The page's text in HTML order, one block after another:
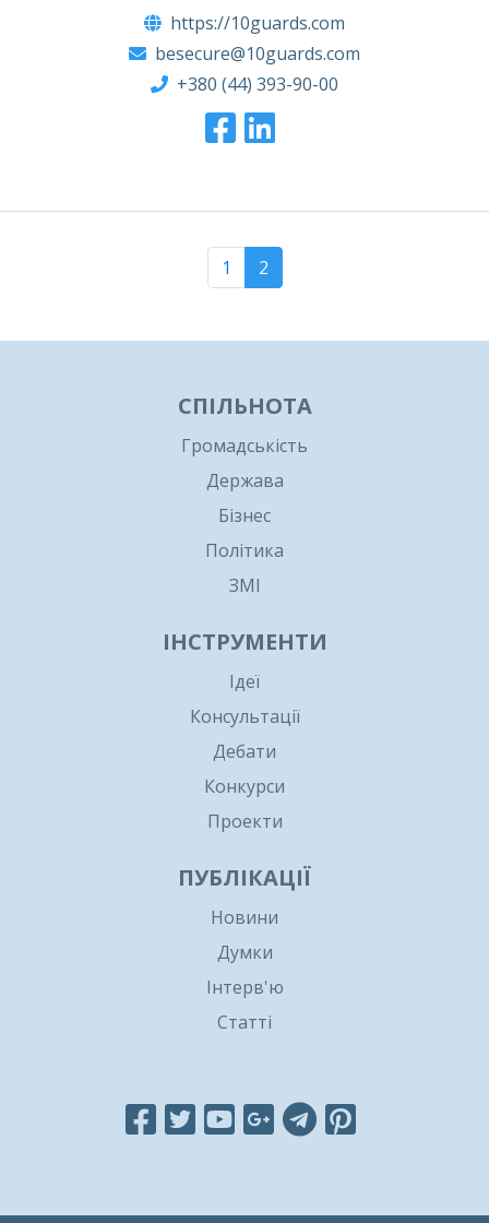
https://10guards.com
besecure@10guards.com
+380 (44) 393-90-00
1 2
СПІЛЬНОТА
Громадськість
Держава
Бізнес
Політика
ЗМІ
ІНСТРУМЕНТИ
Ідеї
Консультації
Дебати
Конкурси
Проекти
ПУБЛІКАЦІЇ
Новини
Думки
Інтерв'ю
Статті